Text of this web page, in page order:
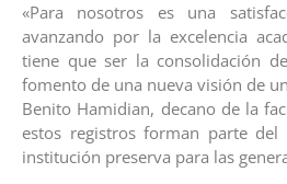
«Para nosotros es una
avanzando por la excelencia
tiene que ser la consolidación
fomento de una nueva visión de
Benito Hamidian, decano de la
estos registros forman parte
institución preserva para las